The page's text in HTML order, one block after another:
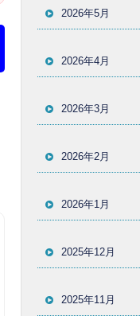
2026年5月
2026年4月
2026年3月
2026年2月
2026年1月
2025年12月
2025年11月